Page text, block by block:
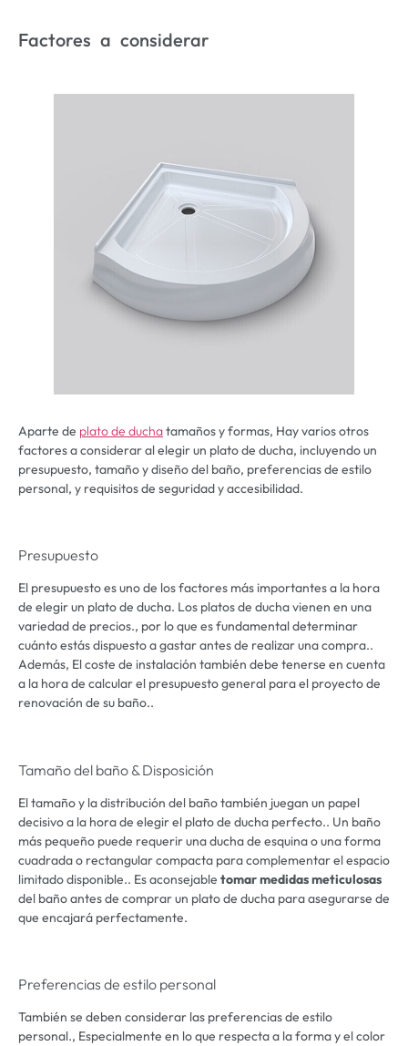
Factores a considerar
Aparte de plato de duchatamaños y formas, Hay varios otros
factores a considerar al elegir un plato de ducha, incluyendo un
presupuesto, tamaño y diseño del baño, preferencias de estilo
personal, y requisitos de seguridad y accesibilidad.
Presupuesto
El presupuesto es uno de los factores más importantes a la hora
de elegir un plato de ducha. Los platos de ducha vienen en una
variedad de precios., por lo que es fundamental determinar
cuánto estás dispuesto a gastar antes de realizar una compra..
Además, El coste de instalación también debe tenerse en cuenta
a la hora de calcular el presupuesto general para el proyecto de
renovación de su baño..
Tamaño del baño & Disposición
El tamaño y la distribución del baño también juegan un papel
decisivo a la hora de elegir el plato de ducha perfecto.. Un baño
más pequeño puede requerir una ducha de esquina o una forma
cuadrada o rectangular compacta para complementar el espacio
limitado disponible.. Es aconsejable tomar medidas meticulosas
del baño antes de comprar un plato de ducha para asegurarse de
que encajará perfectamente.
Preferencias de estilo personal
También se deben considerar las preferencias de estilo
personal., Especialmente en lo que respecta a la forma y el color